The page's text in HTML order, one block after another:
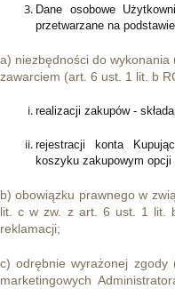
Dane osobowe
przetwarzane na
a) niezbędności do wykonania
zawarciem (art. 6 ust. 1 lit. b
realizacji zakupów -
rejestracji konta
koszyku zakupowym opcji
b) obowiązku prawnego w
lit. c w zw. z art. 6 ust. 1 lit.
reklamacji;
c) odrębnie wyrażonej
marketingowych